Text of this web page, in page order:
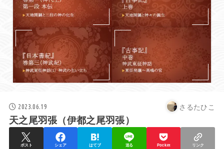
2023.06.19 さるたひこ
天之尾羽張（伊都之尾羽張）
ポスト シェア はてブ 送る Pocket リンク